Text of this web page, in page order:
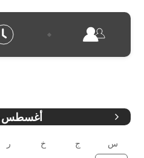
أغسطس
ر خ ج س